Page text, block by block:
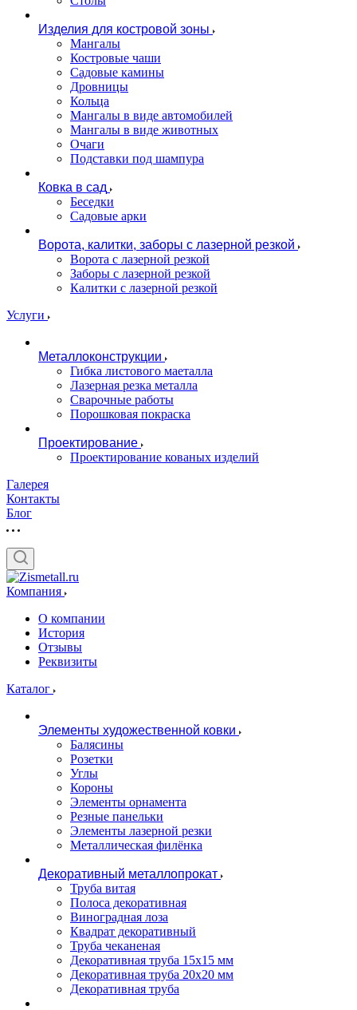
Изделия для костровой зоны
Мангалы
Костровые чаши
Садовые камины
Дровницы
Кольца
Мангалы в виде автомобилей
Мангалы в виде животных
Очаги
Подставки под шампура
Ковка в сад
Беседки
Садовые арки
Ворота, калитки, заборы с лазерной резкой
Ворота с лазерной резкой
Заборы с лазерной резкой
Калитки с лазерной резкой
Услуги
Металлоконструкции
Гибка листового маеталла
Лазерная резка металла
Сварочные работы
Порошковая покраска
Проектирование
Проектирование кованых изделий
Галерея
Контакты
Блог
Компания
О компании
История
Отзывы
Реквизиты
Каталог
Элементы художественной ковки
Балясины
Розетки
Углы
Короны
Элементы орнамента
Резные панельки
Элементы лазерной резки
Металлическая филёнка
Декоративный металлопрокат
Труба витая
Полоса декоративная
Виноградная лоза
Квадрат декоративный
Труба чеканеная
Декоративная труба 15х15 мм
Декоративная труба 20х20 мм
Декоративная труба